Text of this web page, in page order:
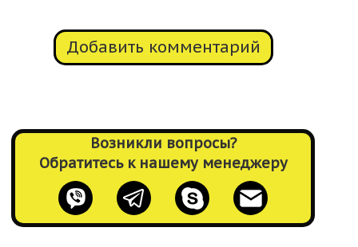
Добавить комментарий
Возникли вопросы?
Обратитесь к нашему менеджеру